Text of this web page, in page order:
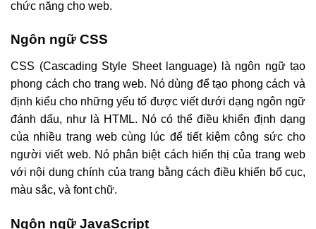
chức năng cho web.
Ngôn ngữ CSS
CSS (Cascading Style Sheet language) là ngôn ngữ tạo
phong cách cho trang web. Nó dùng để tạo phong cách và
định kiểu cho những yếu tố được viết dưới dạng ngôn ngữ
đánh dấu, như là HTML. Nó có thể điều khiển định dạng
của nhiều trang web cùng lúc để tiết kiệm công sức cho
người viết web. Nó phân biệt cách hiển thị của trang web
với nội dung chính của trang bằng cách điều khiển bố cục,
màu sắc, và font chữ.
Ngôn ngữ JavaScript